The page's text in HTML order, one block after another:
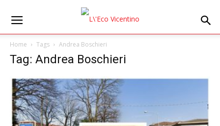
Home Tags Andrea Boschieri
Tag: Andrea Boschieri